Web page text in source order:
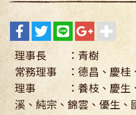
理事長 ：青樹
常務理事 ：德昌、慶桂
理事 ：養枝、慶生、
溪、純宗、錦雲、優生、